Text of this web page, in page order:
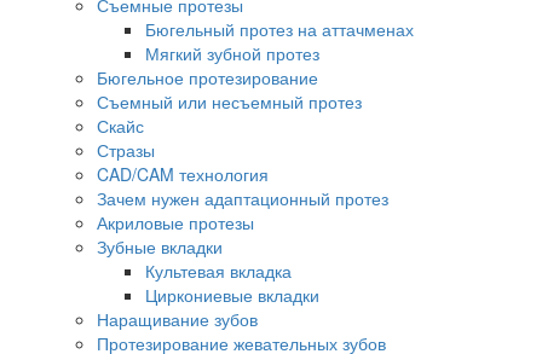
Съемные протезы
Бюгельный протез на аттачменах
Мягкий зубной протез
Бюгельное протезирование
Съемный или несъемный протез
Скайс
Стразы
CAD/CAM технология
Зачем нужен адаптационный протез
Акриловые протезы
Зубные вкладки
Культевая вкладка
Циркониевые вкладки
Наращивание зубов
Протезирование жевательных зубов